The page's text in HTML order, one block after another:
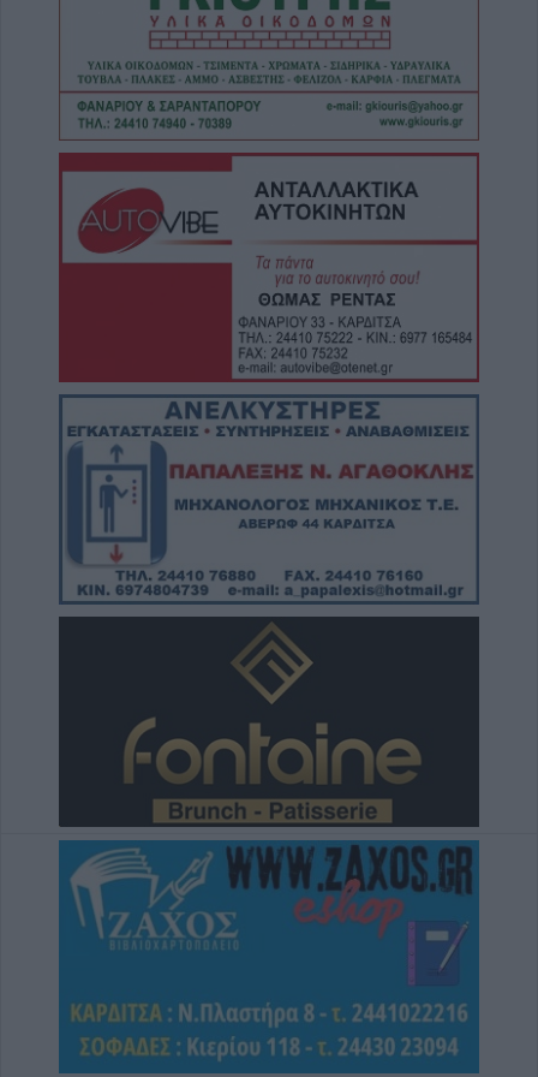
6 Αυγούστου 2026, 19:29
Τροχαίο στην Αγιά: Μοτοσικλέτα
συγκρούστηκε με νταλίκα – Στο νοσοκομείο
ο οδηγός
6 Αυγούστου 2026, 19:15
Άνω Λιόσια: Συνελήφθησαν δύο άνδρες για
τον θάνατο 72χρονου που βρέθηκε σε
αυτοκίνητο
6 Αυγούστου 2026, 17:50
Την Παρασκευή 7 Αυγούστου η κηδεία του
Αθανάσιου Ταξιάρχη
Πυρκαγιά σε γεωργική έκταση στην Κρήνη
Φαρσάλων – Μεγάλη κινητοποίηση της
Πυροσβεστικής (+Βίντεο)
6 Αυγούστου 2026, 17:36
Δημόσιες Σ.Α.Ε.Κ.: 860 τμήματα και 95
ειδικότητες για το 2026-2027
6 Αυγούστου 2026, 17:21
Την Παρασκευή (7/8) η δεύτερη καταβολή
του βοηθήματος του ΛΑΕ-ΟΠΕΚΑ
Νεκρός 75χρονος σε αγροτική περιοχή του
Δομενίκου – Πιθανό παθολογικό αίτιο
6 Αυγούστου 2026, 16:27
Απολογισμός ΕΛ.ΑΣ. Θεσσαλίας: 574
συλλήψεις και δεκάδες εξιχνιάσεις τον Ιούλιο
6 Αυγούστου 2026, 16:09
ΥΠΑΑΤ: 38,1 εκατ. ευρώ για την ενίσχυση
κτηνοτρόφων που επλήγησαν από
ζωονόσους
Προγραμματισμένες διακοπές
ηλεκτροδότησης την Παρασκευή (7/8) σε